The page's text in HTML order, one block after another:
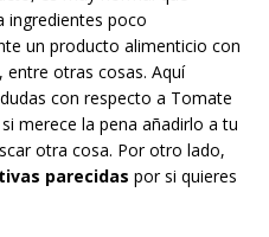
ingredientes poco
un producto alimenticio con
otras cosas. Aquí
con respecto a Tomate
merece la pena añadirlo a tu
otra cosa. Por otro lado,
parecidas por si quieres